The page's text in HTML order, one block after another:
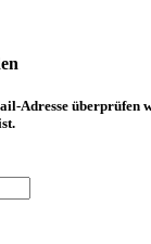
Adresse überprüfen